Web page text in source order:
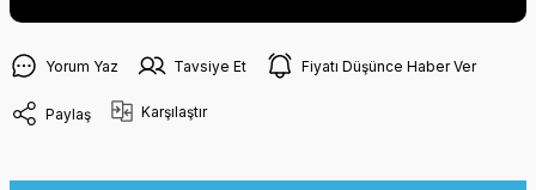
Yorum Yaz Tavsiye Et Fiyatı Düşünce Haber Ver
Paylaş Karşılaştır